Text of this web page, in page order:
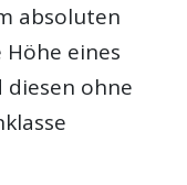
absoluten
Höhe eines
diesen ohne